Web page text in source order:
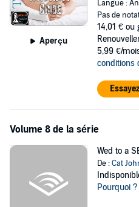
Aperçu
Langue :
Pas de
14,01 € ou
5,99 €/
conditions
Volume 8 de la série
Wed to a
De :Cat
Pourquoi ?